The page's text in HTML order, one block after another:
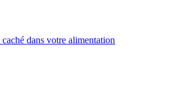
dans votre alimentation